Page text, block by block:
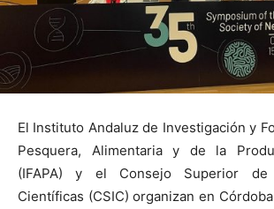
El Instituto Andaluz de Investigación y
Pesquera, Alimentaria y de la
(IFAPA) y el Consejo Superior de
Científicas (CSIC) organizan en